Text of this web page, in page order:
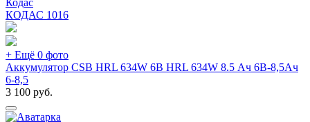
КОДАС 1016
+ Ещё 0 фото
Аккумулятор CSB HRL 634W 6В HRL 634W 8.5 Ач 6В-8,5Ач
6-8,5
3 100 руб.